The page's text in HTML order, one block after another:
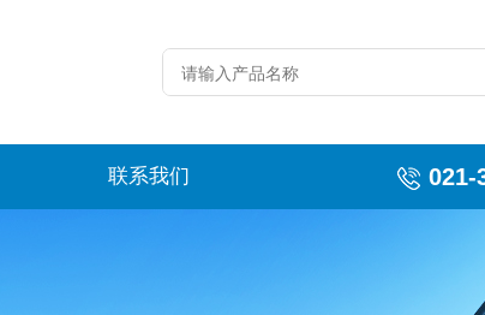
联系我们 021-